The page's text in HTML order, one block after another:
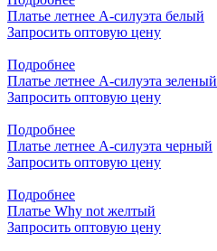
Платье летнее А-силуэта белый
Запросить оптовую цену
Подробнее
Платье летнее А-силуэта зеленый
Запросить оптовую цену
Подробнее
Платье летнее А-силуэта черный
Запросить оптовую цену
Подробнее
Платье Why not желтый
Запросить оптовую цену